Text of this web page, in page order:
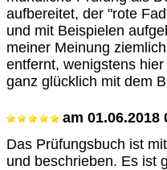
aufbereitet, der "rote
und mit Beispielen
meiner Meinung
entfernt, wenigstens
ganz glücklich mit dem
am 01.06.2018
Das Prüfungsbuch ist
und beschrieben. Es ist